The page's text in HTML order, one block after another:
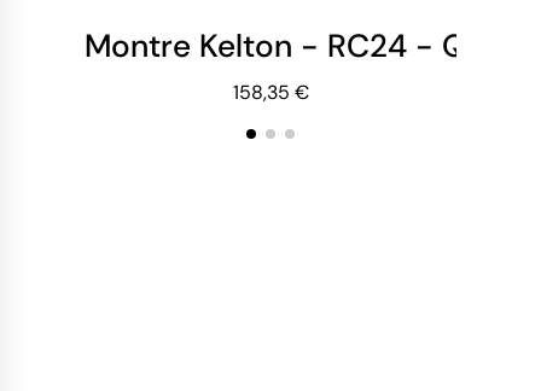
Montre Kelton - RC24 -
158,35 €